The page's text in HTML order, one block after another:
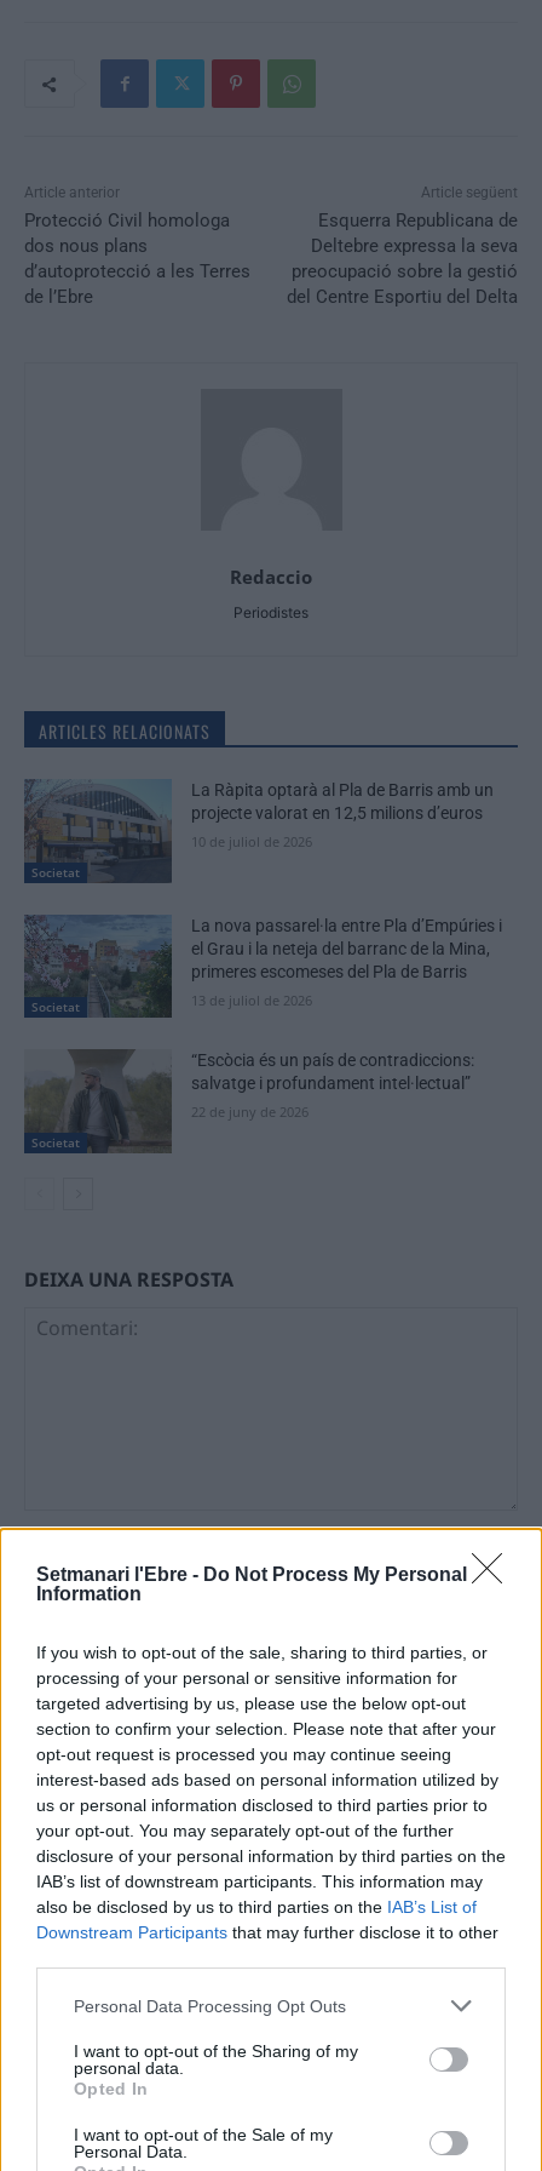
Setmanari l'Ebre - Do Not Process My Personal
Information
If you wish to opt-out of the sale, sharing to third parties, or
processing of your personal or sensitive information for
targeted advertising by us, please use the below opt-out
section to confirm your selection. Please note that after your
opt-out request is processed you may continue seeing
interest-based ads based on personal information utilized by
us or personal information disclosed to third parties prior to
your opt-out. You may separately opt-out of the further
disclosure of your personal information by third parties on the
IAB’s list of downstream participants. This information may
also be disclosed by us to third parties on the IAB’s List of
Downstream Participants that may further disclose it to other
Personal Data Processing Opt Outs
I want to opt-out of the Sharing of my
personal data.
Opted In
I want to opt-out of the Sale of my
Personal Data.
Article anterior
Protecció Civil homologa
dos nous plans
d’autoprotecció a les Terres
de l’Ebre
Article següent
Esquerra Republicana de
Deltebre expressa la seva
preocupació sobre la gestió
del Centre Esportiu del Delta
Redaccio
Periodistes
ARTICLES RELACIONATS
Societat
La Ràpita optarà al Pla de Barris amb un
projecte valorat en 12,5 milions d’euros
10 de juliol de 2026
Societat
La nova passarel·la entre Pla d’Empúries i
el Grau i la neteja del barranc de la Mina,
primeres escomeses del Pla de Barris
13 de juliol de 2026
Societat
“Escòcia és un país de contradiccions:
salvatge i profundament intel·lectual”
22 de juny de 2026
DEIXA UNA RESPOSTA
Comentari:
Deseu el meu nom, el correu electrònic i el lloc web en
aquest navegador per a la propera vegada que comenti.
ÚLTIMES NOTÍCIES
i culmina un projecte estratègic que
6 d'agost de 2026